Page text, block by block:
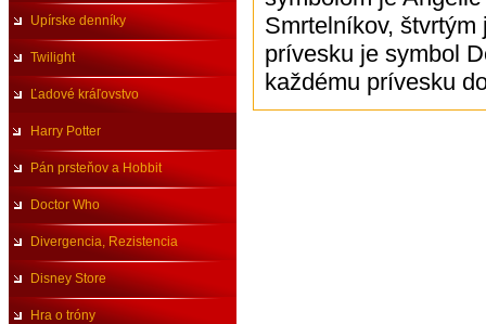
Upírske denníky
Twilight
Ľadové kráľovstvo
Harry Potter
Pán prsteňov a Hobbit
Doctor Who
Divergencia, Rezistencia
Disney Store
Hra o tróny
Smrtelníkov,
prívesku je symbol
každému prívesku